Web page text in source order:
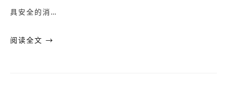
具安全的消…
阅读全文 →